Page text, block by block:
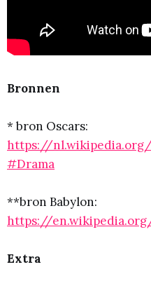
Bronnen
* bron Oscars:
https://
#Drama
**bron Babylon:
https://
Extra